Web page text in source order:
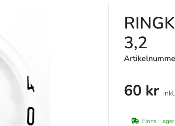
3,2
60 kr
Finns i lager